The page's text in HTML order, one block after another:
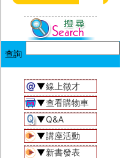
▼線上徵才
▼查看購物車
▼Q&A
▼講座活動
▼新書發表